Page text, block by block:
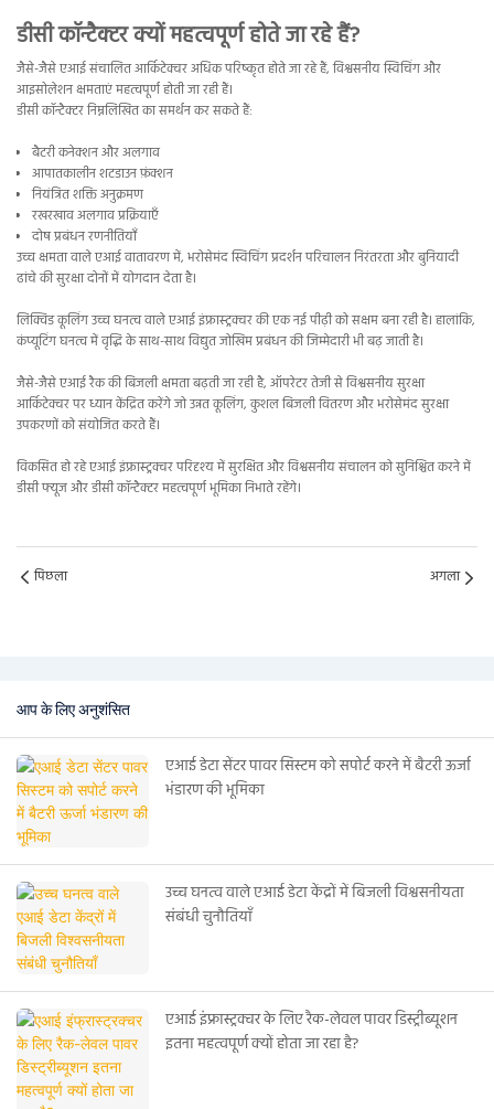
डीसी कॉन्टैक्टर क्यों महत्वपूर्ण होते जा रहे हैं?
जैसे-जैसे एआई संचालित आर्किटेक्चर अधिक परिष्कृत होते जा रहे हैं, विश्वसनीय स्विचिंग और
आइसोलेशन क्षमताएं महत्वपूर्ण होती जा रही हैं।
डीसी कॉन्टैक्टर निम्नलिखित का समर्थन कर सकते हैं:
बैटरी कनेक्शन और अलगाव
आपातकालीन शटडाउन फ़ंक्शन
नियंत्रित शक्ति अनुक्रमण
रखरखाव अलगाव प्रक्रियाएँ
दोष प्रबंधन रणनीतियाँ
उच्च क्षमता वाले एआई वातावरण में, भरोसेमंद स्विचिंग प्रदर्शन परिचालन निरंतरता और बुनियादी
ढांचे की सुरक्षा दोनों में योगदान देता है।
लिक्विड कूलिंग उच्च घनत्व वाले एआई इंफ्रास्ट्रक्चर की एक नई पीढ़ी को सक्षम बना रही है। हालांकि,
कंप्यूटिंग घनत्व में वृद्धि के साथ-साथ विद्युत जोखिम प्रबंधन की जिम्मेदारी भी बढ़ जाती है।
जैसे-जैसे एआई रैक की बिजली क्षमता बढ़ती जा रही है, ऑपरेटर तेजी से विश्वसनीय सुरक्षा
आर्किटेक्चर पर ध्यान केंद्रित करेंगे जो उन्नत कूलिंग, कुशल बिजली वितरण और भरोसेमंद सुरक्षा
उपकरणों को संयोजित करते हैं।
विकसित हो रहे एआई इंफ्रास्ट्रक्चर परिदृश्य में सुरक्षित और विश्वसनीय संचालन को सुनिश्चित करने में
डीसी फ्यूज और डीसी कॉन्टैक्टर महत्वपूर्ण भूमिका निभाते रहेंगे।
पिछला अगला
आप के लिए अनुशंसित
एआई डेटा सेंटर पावर सिस्टम को सपोर्ट करने में बैटरी ऊर्जा
भंडारण की भूमिका
उच्च घनत्व वाले एआई डेटा केंद्रों में बिजली विश्वसनीयता
संबंधी चुनौतियाँ
एआई इंफ्रास्ट्रक्चर के लिए रैक-लेवल पावर डिस्ट्रीब्यूशन
इतना महत्वपूर्ण क्यों होता जा रहा है?